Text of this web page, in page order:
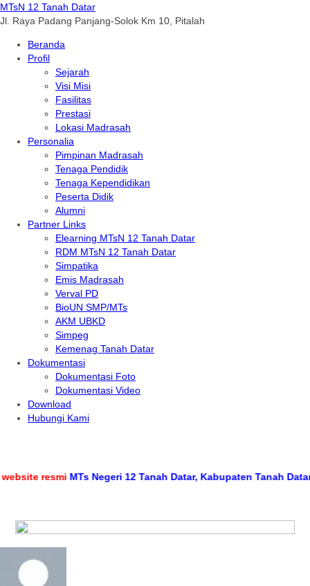
MTsN 12 Tanah Datar
Jl. Raya Padang Panjang-Solok Km 10, Pitalah
Beranda
Profil
Sejarah
Visi Misi
Fasilitas
Prestasi
Lokasi Madrasah
Personalia
Pimpinan Madrasah
Tenaga Pendidik
Tenaga Kependidikan
Peserta Didik
Alumni
Partner Links
Elearning MTsN 12 Tanah Datar
RDM MTsN 12 Tanah Datar
Simpatika
Emis Madrasah
Verval PD
BioUN SMP/MTs
AKM UBKD
Simpeg
Kemenag Tanah Datar
Dokumentasi
Dokumentasi Foto
Dokumentasi Video
Download
Hubungi Kami
resmi MTs Negeri 12 Tanah Datar, Kabupaten Tanah Datar,